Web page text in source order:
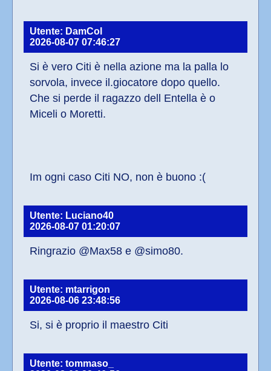
Utente: DamCol
2026-08-07 07:46:27
Si è vero Citi è nella azione ma la palla lo
sorvola, invece il.giocatore dopo quello.
Che si perde il ragazzo dell Entella è o
Miceli o Moretti.
Im ogni caso Citi NO, non è buono :(
Utente: Luciano40
2026-08-07 01:20:07
Ringrazio @Max58 e @simo80.
Utente: mtarrigon
2026-08-06 23:48:56
Si, si è proprio il maestro Citi
Utente: tommaso_